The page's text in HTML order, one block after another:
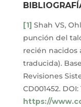
[1]Shah VS,
punción del
recién nacidos
traducida).
Revisiones
CD001452. DOI:
https://